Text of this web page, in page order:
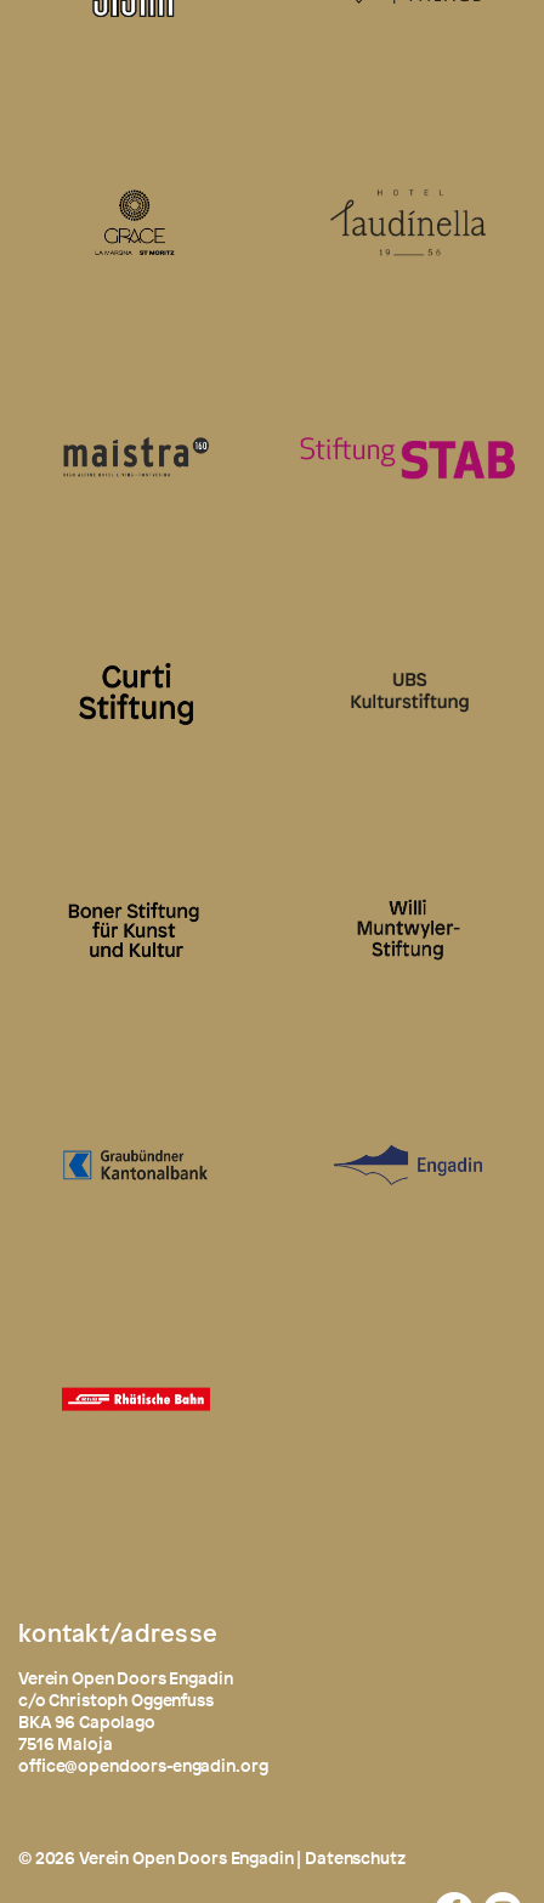
kontakt/adresse
Verein Open Doors Engadin
c/o Christoph Oggenfuss
BKA 96 Capolago
7516 Maloja
office@opendoors-engadin.org
© 2026 Verein Open Doors Engadin | Datenschutz